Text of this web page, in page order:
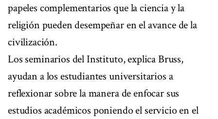
papeles complementarios que la ciencia y la
religión pueden desempeñar en el avance de la
civilización.
Los seminarios del Instituto, explica Bruss,
ayudan a los estudiantes universitarios a
reflexionar sobre la manera de enfocar sus
estudios académicos poniendo el servicio en el